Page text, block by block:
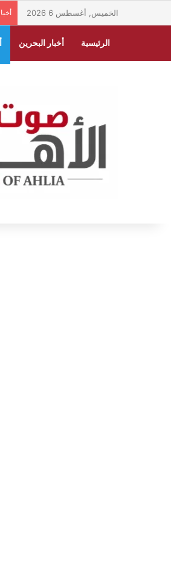
الخميس, أغسطس 6 2026
الرئيسية أخبار البحرين